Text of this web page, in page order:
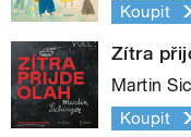
Koupit
Zítra
Martin
Koupit